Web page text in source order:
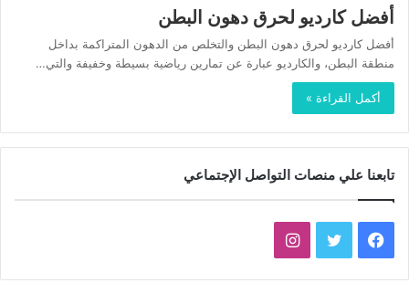
أفضل كارديو لحرق دهون البطن
أفضل كارديو لحرق دهون البطن والتخلص من الدهون المتراكمة بداخل
منطقة البطن، والكارديو عبارة عن تمارين رياضية بسيطة وخفيفة والتي…
أكمل القراءة »
تابعنا علي منصات التواصل الإجتماعي
فيسبوك تويتر انستقرام